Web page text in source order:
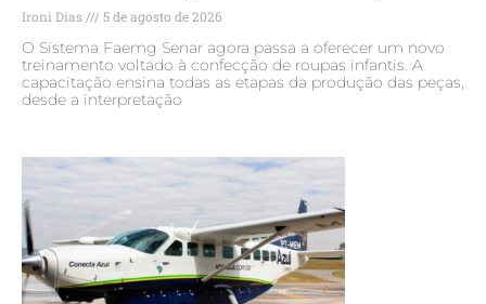
Ironi Dias 5 de agosto de 2026
O Sistema Faemg Senar agora passa a oferecer um novo
treinamento voltado à confecção de roupas infantis. A
capacitação ensina todas as etapas da produção das peças,
desde a interpretação